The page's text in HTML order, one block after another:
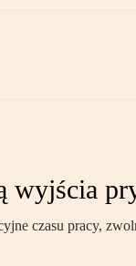
wyjścia
czasu pracy,